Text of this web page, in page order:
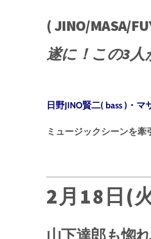
( JINO/MASA/
遂に！この3人
日野JINO賢二( bass )・
ミュージックシーンを牽
2月18日(